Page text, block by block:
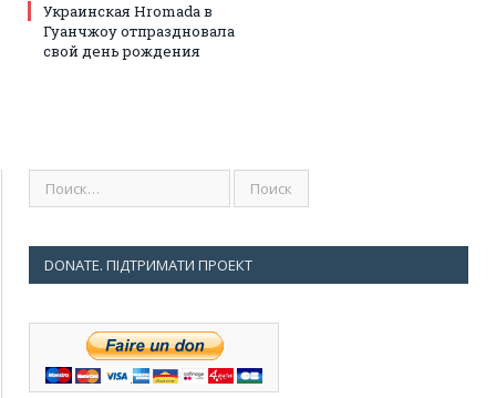
Украинская Hromada в
Гуанчжоу отпраздновала
свой день рождения
DONATE. ПІДТРИМАТИ ПРОЕКТ